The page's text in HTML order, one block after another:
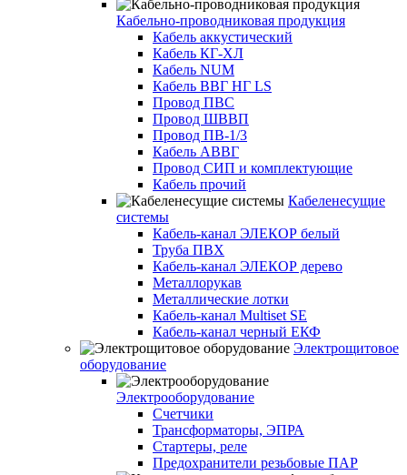
Кабельно-проводниковая продукция
Кабель аккустический
Кабель КГ-ХЛ
Кабель NUM
Кабель ВВГ НГ LS
Провод ПВС
Провод ШВВП
Провод ПВ-1/3
Кабель АВВГ
Провод СИП и комплектующие
Кабель прочий
Кабеленесущие
системы
Кабель-канал ЭЛЕКОР белый
Труба ПВХ
Кабель-канал ЭЛЕКОР дерево
Металлорукав
Металлические лотки
Кабель-канал Multiset SE
Кабель-канал черный ЕКФ
Электрощитовое
оборудование
Электрооборудование
Счетчики
Трансформаторы, ЭПРА
Стартеры, реле
Предохранители резьбовые ПАР